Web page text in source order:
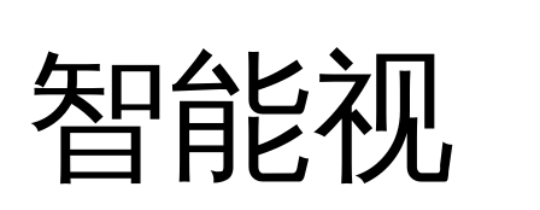
智能视